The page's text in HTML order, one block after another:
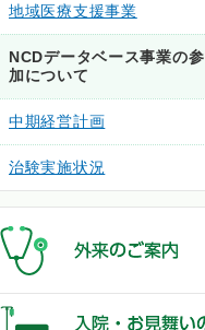
地域医療支援事業
NCDデータベース事業の参
加について
中期経営計画
治験実施状況